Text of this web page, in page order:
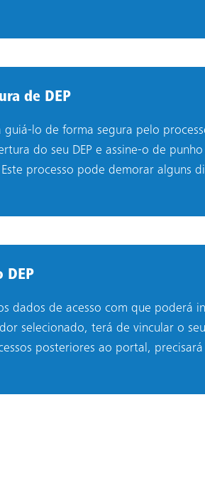
de DEP
guiá-lo de forma segura pelo
do seu DEP e assine-o de
processo pode demorar alguns
DEP
dados de acesso com que poderá
selecionado, terá de vincular o
posteriores ao portal,